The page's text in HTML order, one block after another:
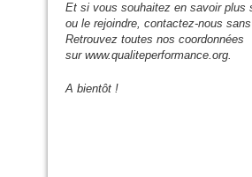
Et si vous souhaitez en savoir plus
ou le rejoindre, contactez-nous
Retrouvez toutes nos coordonnées
sur www.qualiteperformance.org.
A bientôt !